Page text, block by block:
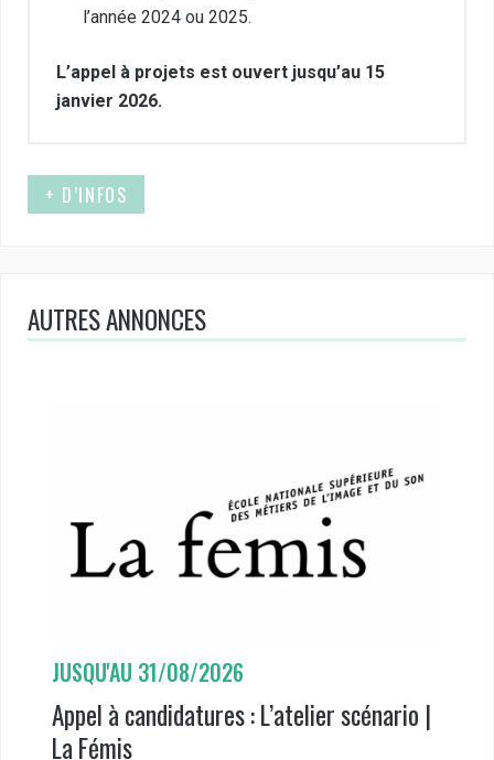
l’année 2024 ou 2025.
L’appel à projets est ouvert jusqu’au 15
janvier 2026.
+ D’INFOS
AUTRES ANNONCES
JUSQU'AU 31/08/2026
Appel à candidatures : L’atelier scénario |
La Fémis